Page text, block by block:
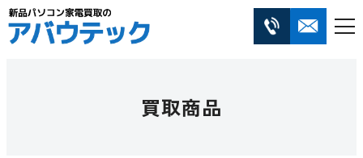
買取商品